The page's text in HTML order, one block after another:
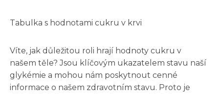
Tabulka s hodnotami cukru v krvi
Víte, jak důležitou roli hrají hodnoty cukru v
našem těle? Jsou klíčovým ukazatelem stavu naší
glykémie a mohou nám poskytnout cenné
informace o našem zdravotním stavu. Proto je